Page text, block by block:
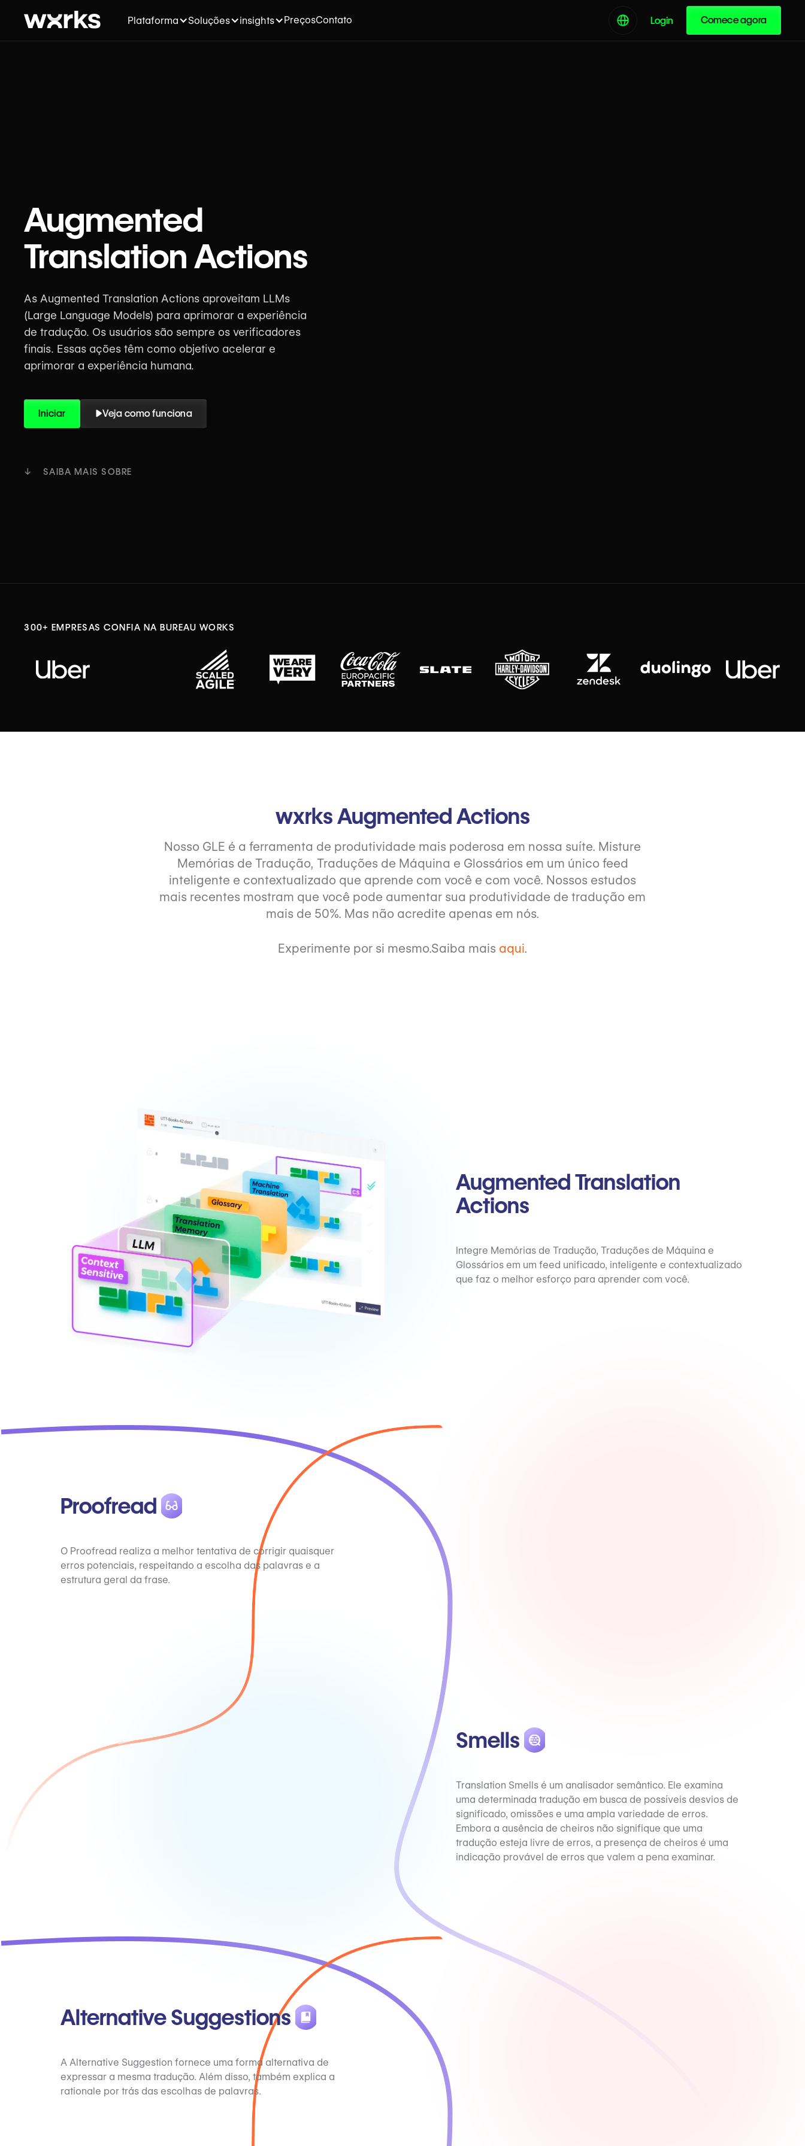
Plataforma Soluções insights PreçosContato Login Comece agora
Augmented
Translation Actions
As Augmented Translation Actions aproveitam LLMs
(Large Language Models) para aprimorar a experiência
de tradução. Os usuários são sempre os verificadores
finais. Essas ações têm como objetivo acelerar e
aprimorar a experiência humana.
Iniciar Veja como funciona
↓ SAIBA MAIS SOBRE
300+ EMPRESAS CONFIA NA BUREAU WORKS
wxrks Augmented Actions
Nosso GLE é a ferramenta de produtividade mais poderosa em nossa suíte. Misture
Memórias de Tradução, Traduções de Máquina e Glossários em um único feed
inteligente e contextualizado que aprende com você e com você. Nossos estudos
mais recentes mostram que você pode aumentar sua produtividade de tradução em
mais de 50%. Mas não acredite apenas em nós.
Experimente por si mesmo.Saiba mais aqui.
Augmented Translation
Actions
Integre Memórias de Tradução, Traduções de Máquina e
Glossários em um feed unificado, inteligente e contextualizado
que faz o melhor esforço para aprender com você.
Proofread
O Proofread realiza a melhor tentativa de corrigir quaisquer
erros potenciais, respeitando a escolha das palavras e a
estrutura geral da frase.
Smells
Translation Smells é um analisador semântico. Ele examina
uma determinada tradução em busca de possíveis desvios de
significado, omissões e uma ampla variedade de erros.
Embora a ausência de cheiros não signifique que uma
tradução esteja livre de erros, a presença de cheiros é uma
indicação provável de erros que valem a pena examinar.
Alternative Suggestions
A Alternative Suggestion fornece uma forma alternativa de
expressar a mesma tradução. Além disso, também explica a
rationale por trás das escolhas de palavras.